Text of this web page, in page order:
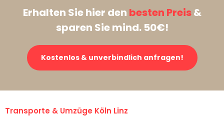
Erhalten Sie hier den besten Preis&
sparen Sie mind. 50€!
Kostenlos & unverbindlich anfragen!
Transporte & Umzüge Köln Linz